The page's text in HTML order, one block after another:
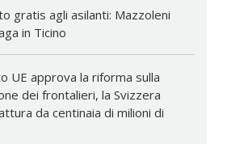
gratis agli asilanti: Mazzoleni
in Ticino
UE approva la riforma sulla
dei frontalieri, la Svizzera
da centinaia di milioni di